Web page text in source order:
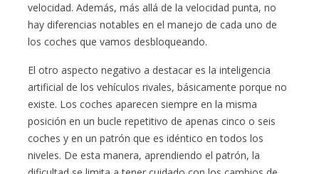
velocidad. Además, más allá de la velocidad punta, no
hay diferencias notables en el manejo de cada uno de
los coches que vamos desbloqueando.
El otro aspecto negativo a destacar es la inteligencia
artificial de los vehículos rivales, básicamente porque no
existe. Los coches aparecen siempre en la misma
posición en un bucle repetitivo de apenas cinco o seis
coches y en un patrón que es idéntico en todos los
niveles. De esta manera, aprendiendo el patrón, la